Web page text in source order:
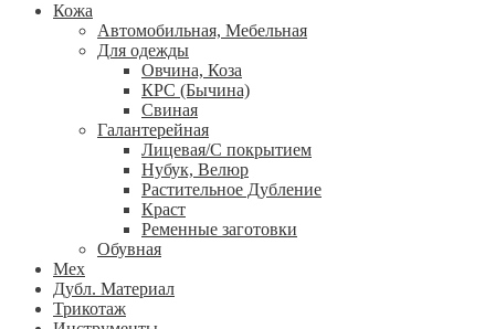
Кожа
Автомобильная, Мебельная
Для одежды
Овчина, Коза
КРС (Бычина)
Свиная
Галантерейная
Лицевая/С покрытием
Нубук, Велюр
Растительное Дубление
Краст
Ременные заготовки
Обувная
Мех
Дубл. Материал
Трикотаж